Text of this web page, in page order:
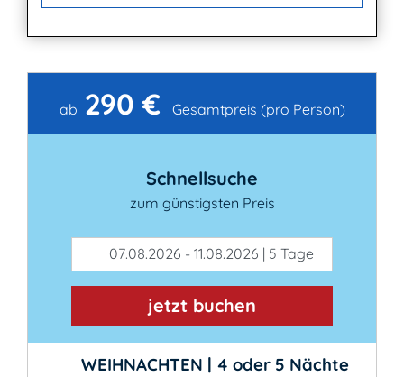
Kontakt
ab 290 € Gesamtpreis (pro Person)
Schnellsuche
zum günstigsten Preis
07.08.2026 - 11.08.2026 | 5 Tage
jetzt buchen
WEIHNACHTEN | 4 oder 5 Nächte